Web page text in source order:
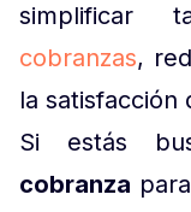
simplificar
cobranzas,
la satisfacción
Si estás
cobranza